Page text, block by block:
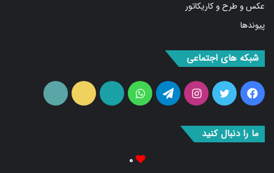
پیوندها
فیس
بوک
توییتراینستاگرامتلگرامواتس
آپ
آپارات ایتا